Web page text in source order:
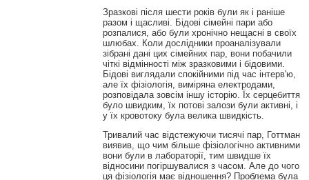
Зразкові після шести років були як і раніше
разом і щасливі. Бідові сімейні пари або
розпалися, або були хронічно нещасні в своїх
шлюбах. Коли дослідники проаналізували
зібрані дані цих сімейних пар, вони побачили
чіткі відмінності між зразковими і бідовими.
Бідові виглядали спокійними під час інтерв'ю,
але їх фізіологія, виміряна електродами,
розповідала зовсім іншу історію. Їх серцебиття
було швидким, їх потові залози були активні, і
у їх кровотоку була велика швидкість.
Тривалий час відстежуючи тисячі пар, Готтман
виявив, що чим більше фізіологічно активними
вони були в лабораторії, тим швидше їх
відносини погіршувалися з часом. Але до чого
ця фізіологія має відношення? Проблема була